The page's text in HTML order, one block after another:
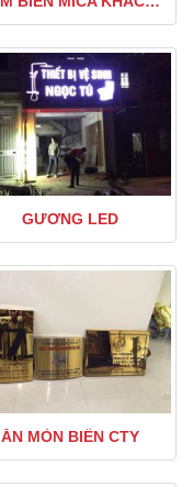
GƯƠNG LED
ĂN MÒN BIỂN CTY